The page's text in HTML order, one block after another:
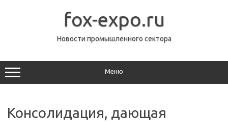
fox-expo.ru
Новости промышленного сектора
Меню
Консолидация, дающая